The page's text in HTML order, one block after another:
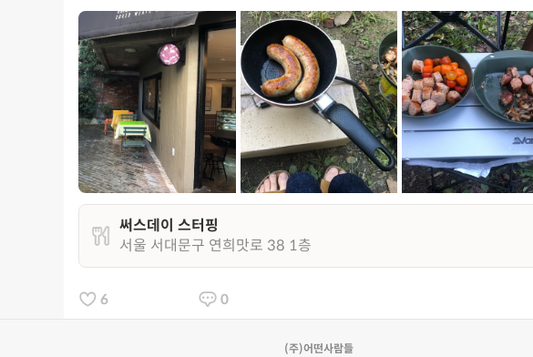
써스데이 스터핑
서울 서대문구 연희맛로 38 1층
6 0
(주)어떤사람들